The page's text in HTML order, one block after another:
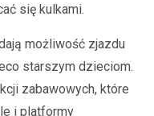
się kulkami.
możliwość zjazdu
starszym dzieciom.
zabawowych, które
i platformy